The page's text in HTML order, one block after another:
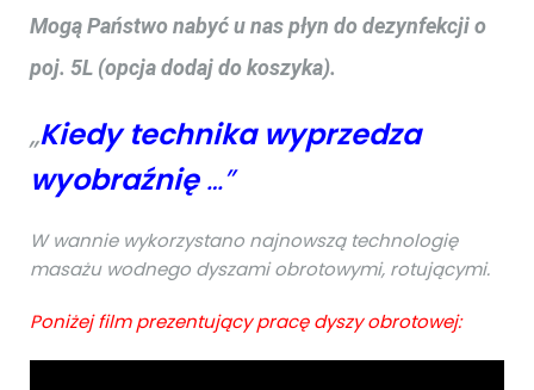
Mogą Państwo nabyć u nas płyn do dezynfekcji o
poj. 5L (opcja dodaj do koszyka).
„Kiedy technika wyprzedza
wyobraźnię…”
W wannie wykorzystano najnowszą technologię
masażu wodnego dyszami obrotowymi, rotującymi.
Poniżej film prezentujący pracę dyszy obrotowej: